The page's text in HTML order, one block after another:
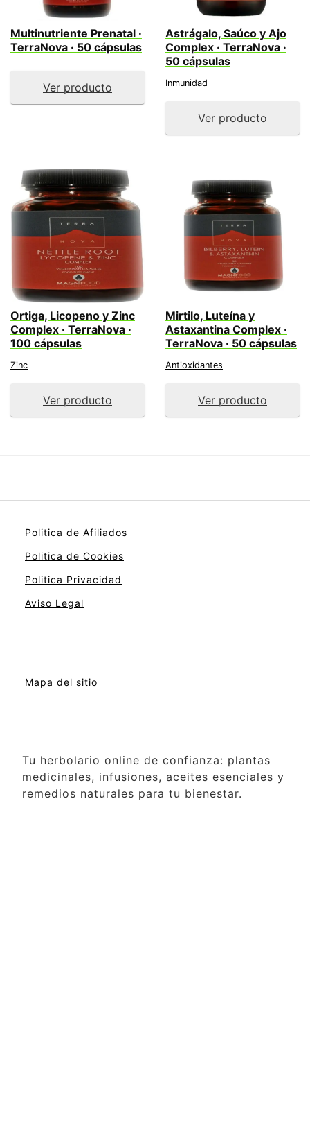
Multinutriente Prenatal ·
TerraNova · 50 cápsulas
Ver producto
Astrágalo, Saúco y Ajo
Complex · TerraNova ·
50 cápsulas
Inmunidad
Ver producto
Ortiga, Licopeno y Zinc
Complex · TerraNova ·
100 cápsulas
Zinc
Ver producto
Mirtilo, Luteína y
Astaxantina Complex ·
TerraNova · 50 cápsulas
Antioxidantes
Ver producto
Politica de Afiliados
Politica de Cookies
Politica Privacidad
Aviso Legal
Mapa del sitio
Tu herbolario online de confianza: plantas
medicinales, infusiones, aceites esenciales y
remedios naturales para tu bienestar.